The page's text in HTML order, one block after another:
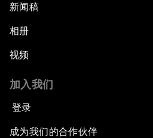
新闻稿
相册
视频
加入我们
登录
成为我们的合作伙伴